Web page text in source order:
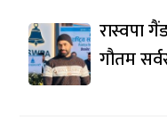
रास्वपा
गौतम